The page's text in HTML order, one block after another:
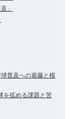
」
普及への葛藤と模
を拡める課題と苦